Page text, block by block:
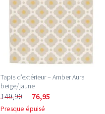
Tapis d’extérieur – Amber Aura
beige/jaune
149,90 76,95
Presque épuisé